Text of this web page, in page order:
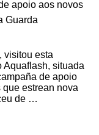
apoio aos novos
Guarda
visitou esta
Aquaflash, situada
de apoio
estrean nova
de …